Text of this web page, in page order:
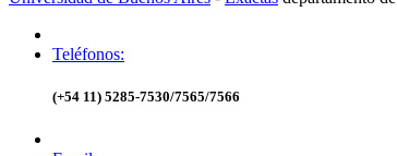
Teléfonos:
(+54 11) 5285-7530/7565/7566